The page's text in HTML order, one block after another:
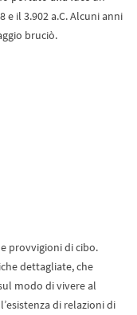
il 3.902 a.C. Alcuni anni
bruciò.
provvigioni di cibo.
dettagliate, che
modo di vivere al
di relazioni di